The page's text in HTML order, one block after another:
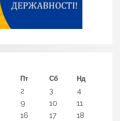
Пт Сб Нд
2 3
4
9 10
11
16 17
18